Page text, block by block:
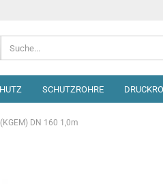
SCHUTZROHRE
DN 160 1,0m